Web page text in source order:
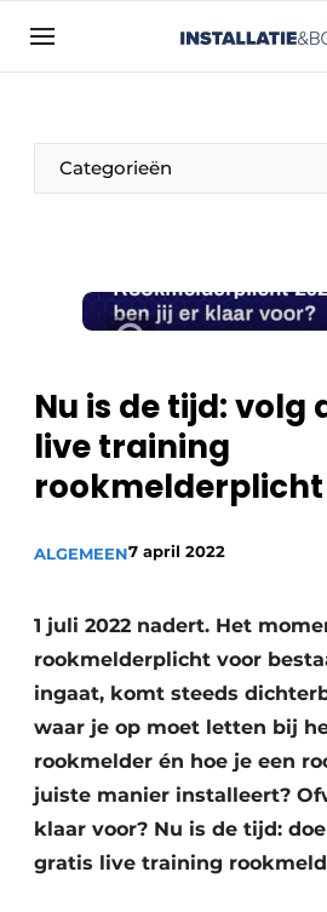
Aanmelden
Bedrijven
Contact
Installatie & Bouw |
Meest gelezen
Nieuwsbrief
Podcasts
Privacy / Cookie statement
Vacatures
Video’s
Categorieën
Nu is de tijd: volg
live training
rookmelderplicht
ALGEMEEN7 april 2022
1 juli 2022 nadert. Het
rookmelderplicht voor
ingaat, komt steeds
waar je op moet letten bij
rookmelder én hoe je een
juiste manier installeert?
klaar voor? Nu is de tijd:
gratis live training